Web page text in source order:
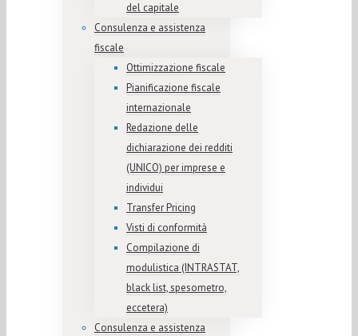
del capitale
Consulenza e assistenza
fiscale
Ottimizzazione fiscale
Pianificazione fiscale
internazionale
Redazione delle
dichiarazione dei redditi
(UNICO) per imprese e
individui
Transfer Pricing
Visti di conformità
Compilazione di
modulistica (INTRASTAT,
black list, spesometro,
eccetera)
Consulenza e assistenza